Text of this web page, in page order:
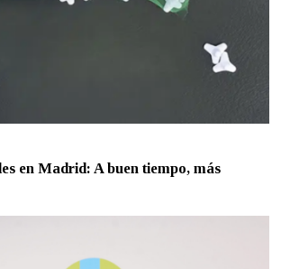
en Madrid: A buen tiempo, más